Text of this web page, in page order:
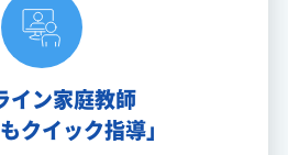
イン家庭教師
クイック指導」